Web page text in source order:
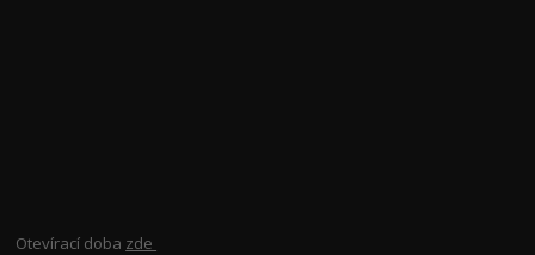
Otevírací doba zde